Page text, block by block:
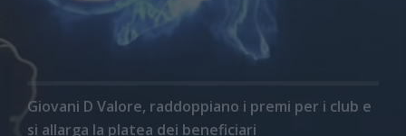
Giovani D Valore, raddoppiano i premi per i club e
si allarga la platea dei beneficiari